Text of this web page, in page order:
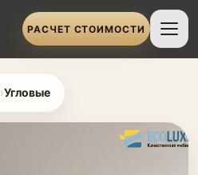
РАСЧЕТ СТОИМОСТИ
›Угловые